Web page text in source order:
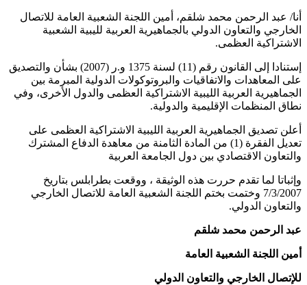
أنا/ عبد الرحمن محمد شلقم، أمين اللجنة الشعبية العامة للاتصال
الخارجي والتعاون الدولي بالجماهيرية العربية لليبية الشعبية
الاشتراكية العظمى.
إستنادا إلى القانون رقم (11) لسنة 1375 و.ر (2007) بشأن والتصديق
على المعاهدات والاتفاقيات والبروتوكولات الدولية المبرمة بين
الجماهيرية العربية الليبية الاشتراكية العظمى والدول الأخرى، وفي
نطاق المنظمات الإقليمية والدولية.
أعلن تصديق الجماهيرية العربية الليبية الاشتراكية العظمى على
تعديل الفقرة (1) من المادة الثامنة من معاهدة الدفاع المشترك
والتعاون الاقتصادي بين دول الجامعة العربية
وإثباتا لما تقدم حررت هذه الوثيقة ، ووقعت بطرابلس بتاريخ
7/3/2007 وختمت بختم اللجنة الشعبية العامة للاتصال الخارجي
والتعاون الدولي.
عبد الرحمن محمد شلقم
أمين اللجنة الشعبية العامة
للإتصال الخارجي والتعاون الدولي